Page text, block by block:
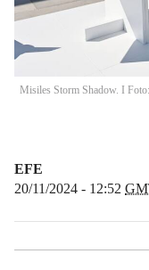
Misiles Storm Shadow. I
EFE
20/11/2024 - 12:52